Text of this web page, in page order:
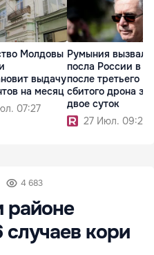
Молдовы
выдачу
на месяц
07:27
Румыния вызвала
посла России в
после третьего
сбитого дрона за
двое суток
27 Июл. 09:24
4 683
районе
кори